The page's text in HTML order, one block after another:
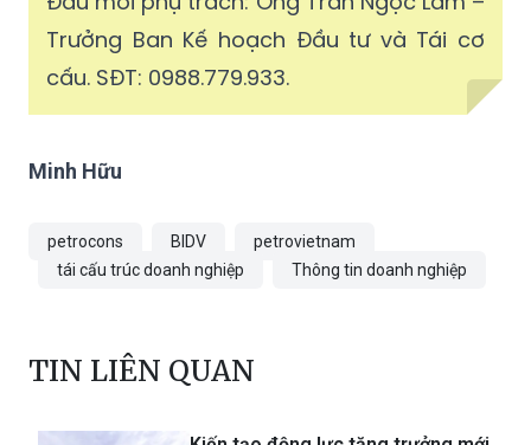
cấu. SĐT: 0988.779.933.
Minh Hữu
petrocons
Kiến tạo động lực tăng trưởng mới